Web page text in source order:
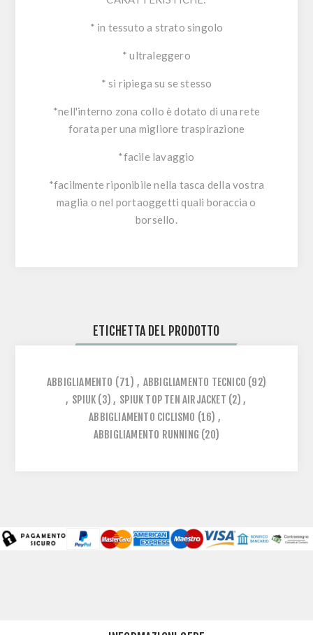
* in tessuto a strato singolo
* ultraleggero
* si ripiega su se stesso
*nell'interno zona collo è dotato di una rete
forata per una migliore traspirazione
*facile lavaggio
*facilmente riponibile nella tasca della vostra
maglia o nel portaoggetti quali boraccia o
borsello.
ETICHETTA DEL PRODOTTO
ABBIGLIAMENTO (71) , ABBIGLIAMENTO TECNICO (92)
, SPIUK (3) , SPIUK TOP TEN AIRJACKET (2) ,
ABBIGLIAMENTO CICLISMO (16) ,
ABBIGLIAMENTO RUNNING (20)